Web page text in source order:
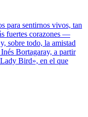
para sentirnos vivos, tan
fuertes corazones —
sobre todo, la amistad
Bortagaray, a partir
Bird», en el que